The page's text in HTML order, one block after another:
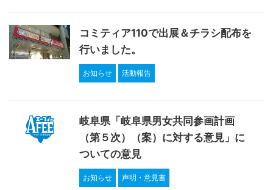
コミティア110で出展＆チラシ配布を
行いました。
お知らせ 活動報告
岐阜県「岐阜県男女共同参画計画
（第５次）（案）に対する意見」に
ついての意見
お知らせ 声明・意見書